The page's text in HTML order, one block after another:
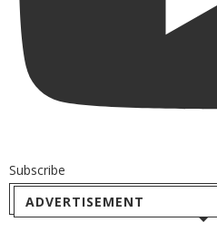
Subscribe
ADVERTISEMENT